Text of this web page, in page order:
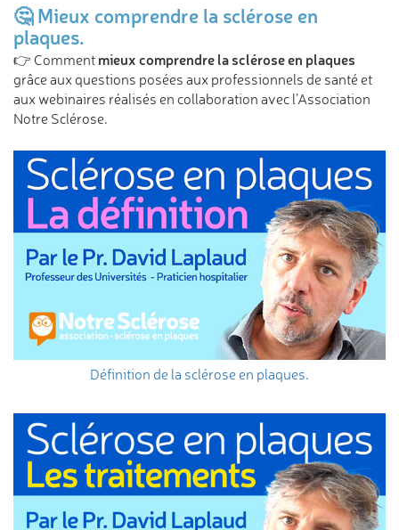
🤔 Mieux comprendre la sclérose en
plaques.
👉 Comment mieux comprendre la sclérose en plaques
grâce aux questions posées aux professionnels de santé et
aux webinaires réalisés en collaboration avec l’Association
Notre Sclérose.
Définition de la sclérose en plaques.